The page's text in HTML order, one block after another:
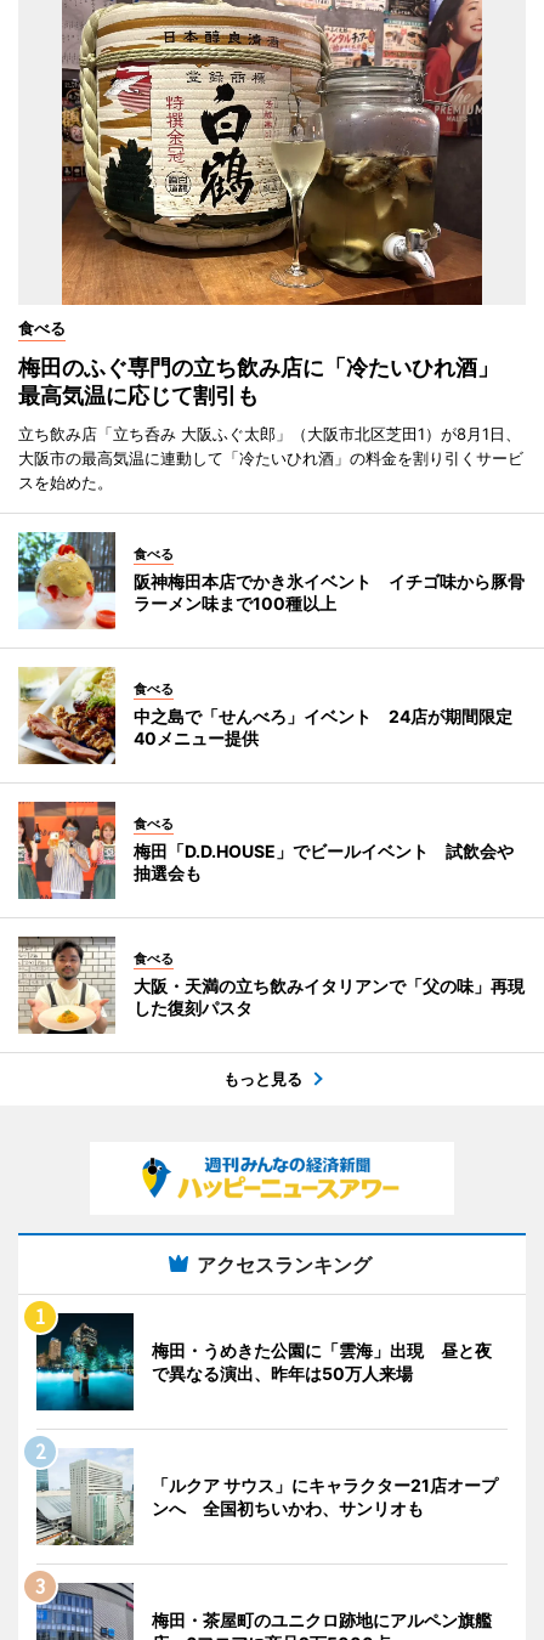
食べる
梅田のふぐ専門の立ち飲み店に「冷たいひれ酒」
最高気温に応じて割引も
立ち飲み店「立ち呑み 大阪ふぐ太郎」（大阪市北区芝田1）が8月1日、
大阪市の最高気温に連動して「冷たいひれ酒」の料金を割り引くサービ
スを始めた。
食べる
阪神梅田本店でかき氷イベント イチゴ味から豚骨
ラーメン味まで100種以上
食べる
中之島で「せんべろ」イベント 24店が期間限定
40メニュー提供
食べる
梅田「D.D.HOUSE」でビールイベント 試飲会や
抽選会も
食べる
大阪・天満の立ち飲みイタリアンで「父の味」再現
した復刻パスタ
もっと見る
アクセスランキング
梅田・うめきた公園に「雲海」出現 昼と夜
で異なる演出、昨年は50万人来場
「ルクア サウス」にキャラクター21店オープ
ンへ 全国初ちいかわ、サンリオも
梅田・茶屋町のユニクロ跡地にアルペン旗艦